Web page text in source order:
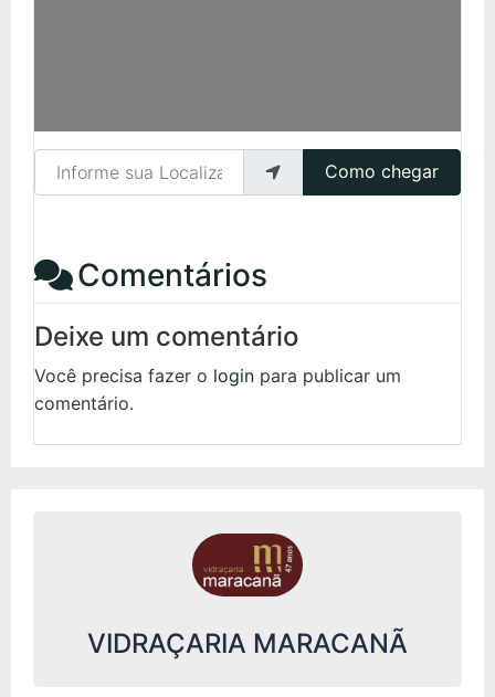
Informe sua Localização
Como chegar
Comentários
Deixe um comentário
Você precisa fazer o login para publicar um
comentário.
VIDRAÇARIA MARACANÃ